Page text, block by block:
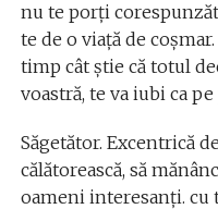
nu te porţi
te de o viaţă de
timp cât ştie că totul
voastră, te va iubi ca
Săgetător. Excentrică
călătorească, să
oameni interesanţi. cu